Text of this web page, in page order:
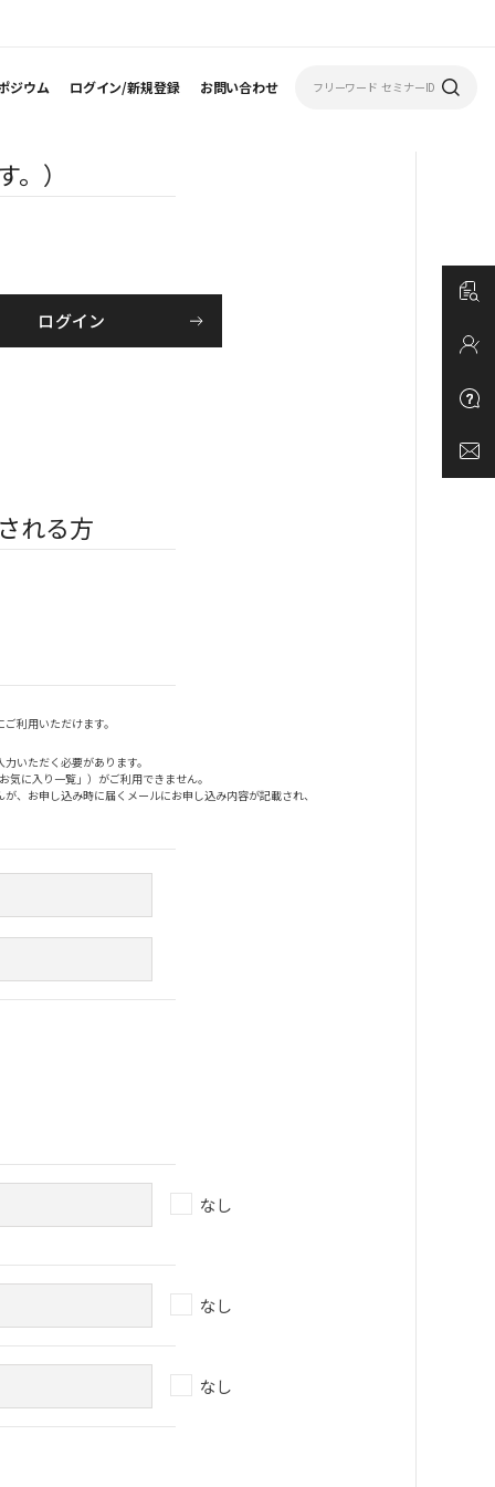
ジウム ログイン/新規登録 お問い合わせ
）
れる方
利用いただけます。
いただく必要があります。
に入り一覧」）がご利用できません。
、お申し込み時に届くメールにお申し込み内容が記載され、
なし
なし
なし